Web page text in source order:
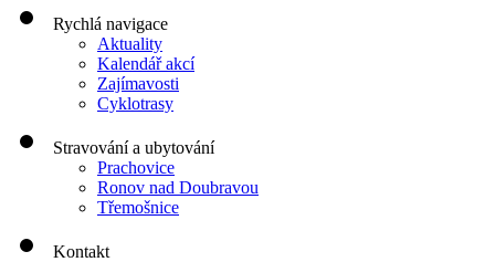
Rychlá navigace
Aktuality
Kalendář akcí
Zajímavosti
Cyklotrasy
Stravování a ubytování
Prachovice
Ronov nad Doubravou
Třemošnice
Kontakt